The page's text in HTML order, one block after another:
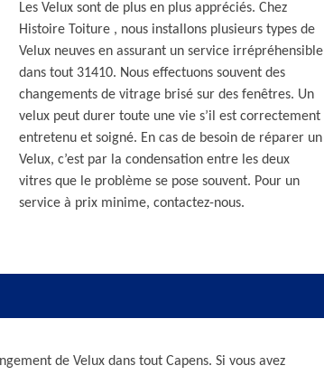
Les Velux sont de plus en plus appréciés. Chez
Histoire Toiture , nous installons plusieurs types de
Velux neuves en assurant un service irrépréhensible
dans tout 31410. Nous effectuons souvent des
changements de vitrage brisé sur des fenêtres. Un
velux peut durer toute une vie s’il est correctement
entretenu et soigné. En cas de besoin de réparer un
Velux, c’est par la condensation entre les deux
vitres que le problème se pose souvent. Pour un
service à prix minime, contactez-nous.
de Velux dans tout Capens. Si vous avez